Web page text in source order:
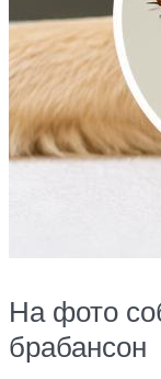
На фото
брабансон